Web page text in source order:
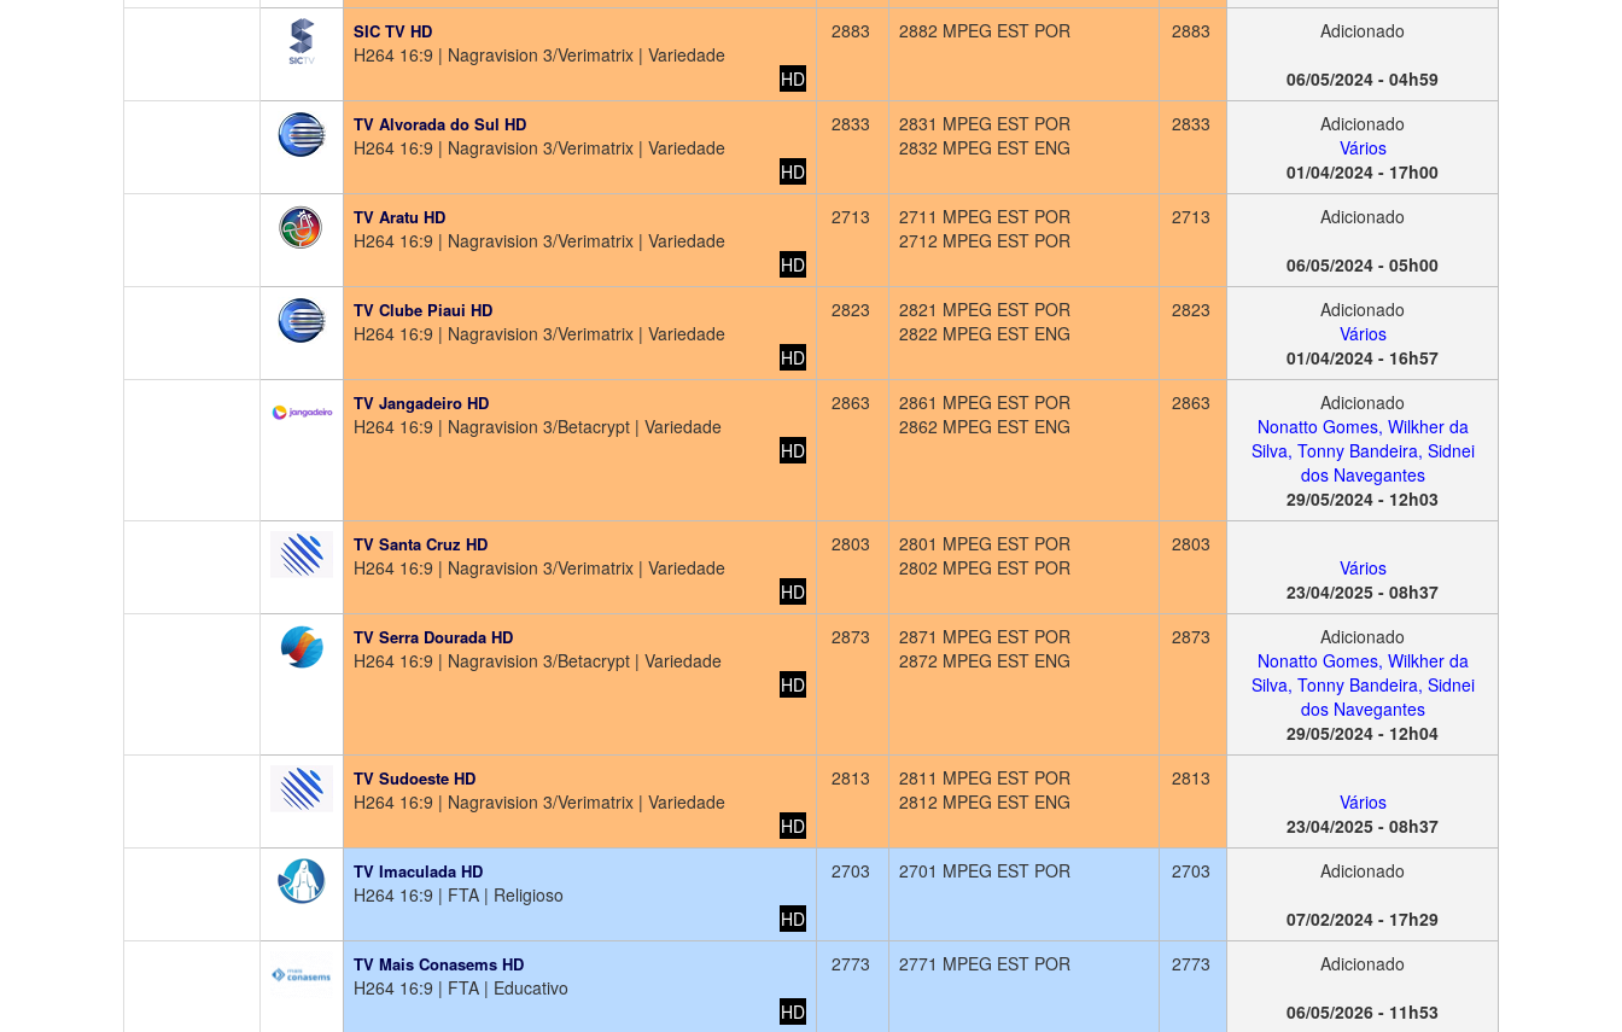
SIC TV HD
H264 16:9 | Nagravision 3/Verimatrix | Variedade
HD
2883 2882 MPEG EST POR 2883
Adicionado
06/05/2024 - 04h59
TV Alvorada do Sul HD
H264 16:9 | Nagravision 3/Verimatrix | Variedade
HD
2833
2831 MPEG EST POR
2832 MPEG EST ENG
2833
Adicionado
Vários
01/04/2024 - 17h00
TV Aratu HD
H264 16:9 | Nagravision 3/Verimatrix | Variedade
HD
2713
2711 MPEG EST POR
2712 MPEG EST POR
2713
Adicionado
06/05/2024 - 05h00
TV Clube Piaui HD
H264 16:9 | Nagravision 3/Verimatrix | Variedade
HD
2823
2821 MPEG EST POR
2822 MPEG EST ENG
2823
Adicionado
Vários
01/04/2024 - 16h57
TV Jangadeiro HD
H264 16:9 | Nagravision 3/Betacrypt | Variedade
HD
2863
2861 MPEG EST POR
2862 MPEG EST ENG
2863
Adicionado
Nonatto Gomes, Wilkher da
Silva, Tonny Bandeira, Sidnei
dos Navegantes
29/05/2024 - 12h03
TV Santa Cruz HD
H264 16:9 | Nagravision 3/Verimatrix | Variedade
HD
2803
2801 MPEG EST POR
2802 MPEG EST POR
2803
Vários
23/04/2025 - 08h37
TV Serra Dourada HD
H264 16:9 | Nagravision 3/Betacrypt | Variedade
HD
2873
2871 MPEG EST POR
2872 MPEG EST ENG
2873
Adicionado
Nonatto Gomes, Wilkher da
Silva, Tonny Bandeira, Sidnei
dos Navegantes
29/05/2024 - 12h04
TV Sudoeste HD
H264 16:9 | Nagravision 3/Verimatrix | Variedade
HD
2813
2811 MPEG EST POR
2812 MPEG EST ENG
2813
Vários
23/04/2025 - 08h37
TV Imaculada HD
H264 16:9 | FTA | Religioso
HD
2703 2701 MPEG EST POR 2703
Adicionado
07/02/2024 - 17h29
TV Mais Conasems HD
H264 16:9 | FTA | Educativo
HD
2773 2771 MPEG EST POR 2773
Adicionado
06/05/2026 - 11h53